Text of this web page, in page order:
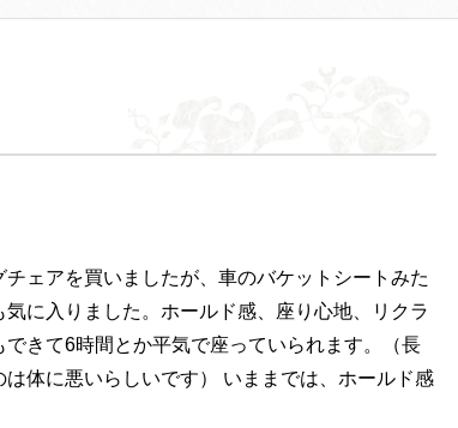
チェアを買いましたが、車のバケットシートみた
気に入りました。ホールド感、座り心地、リクラ
できて6時間とか平気で座っていられます。（長
は体に悪いらしいです） いままでは、ホールド感